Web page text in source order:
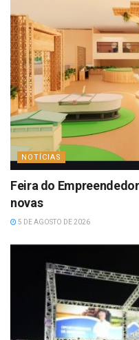
NOTÍCIAS
Feira do
novas
5 DE AGOSTO DE 2026